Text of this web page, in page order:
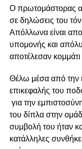
Ο πρωτομάστορας
σε δηλώσεις του
Απόλλωνα είναι
υπομονής και
αποτέλεσαν
Θέλω μέσα από την
επικεφαλής του
για την
του δίπλα στην
συμβολή του ήταν
κατάλληλες